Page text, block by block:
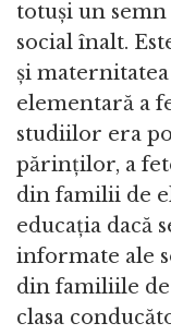
totuși un
social înalt.
și
elementară a
studiilor era
părinților, a
din familii de
educația dacă
informate ale
din familiile
clasa